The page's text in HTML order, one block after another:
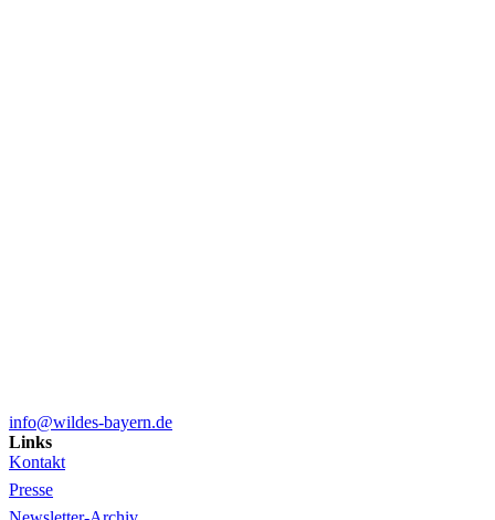
info@wildes-bayern.de
Links
Kontakt
Presse